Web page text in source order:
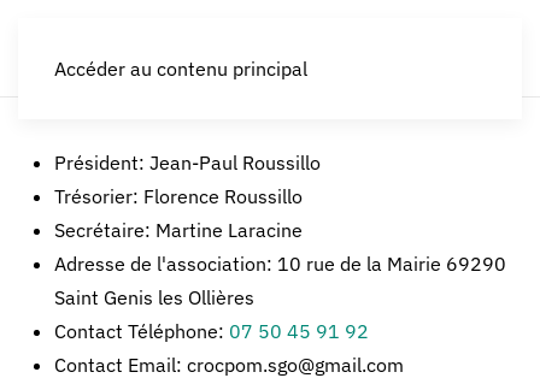
Accéder au contenu principal
Président: Jean-Paul Roussillo
Trésorier: Florence Roussillo
Secrétaire: Martine Laracine
Adresse de l'association: 10 rue de la Mairie 69290
Saint Genis les Ollières
Contact Téléphone: 07 50 45 91 92
Contact Email: crocpom.sgo@gmail.com